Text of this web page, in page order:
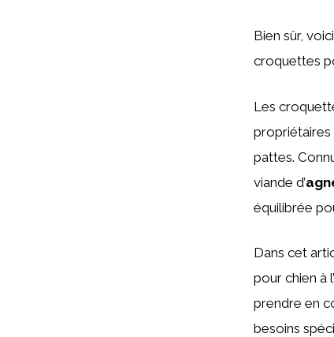
Bien sûr,
croquettes
Les
propriétaires
pattes.
viande d’
équilibrée
Dans cet
pour chien à l’
prendre en
besoins